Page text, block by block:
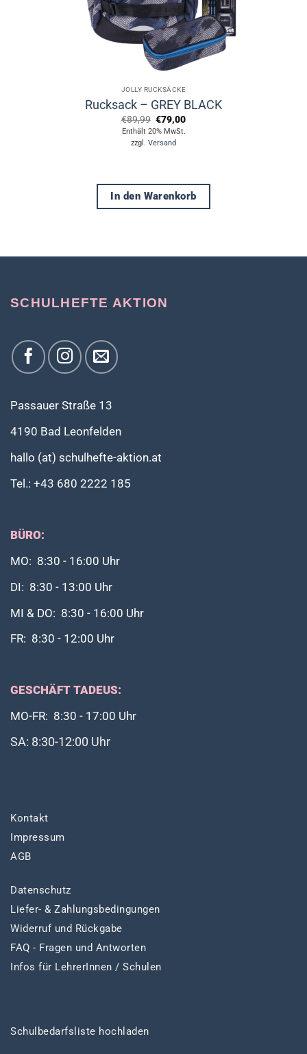
JOLLY RUCKSÄCKE
Rucksack – GREY BLACK
€89,99 Ursprünglicher
Preis
war:
€89,99
€79,00Aktueller
Enthält 20% MwSt.
zzgl. Versand
In den Warenkorb
SCHULHEFTE AKTION
Passauer Straße 13
4190 Bad Leonfelden
hallo (at) schulhefte-aktion.at
Tel.: +43 680 2222 185
BÜRO:
MO: 8:30 - 16:00 Uhr
DI: 8:30 - 13:00 Uhr
MI & DO: 8:30 - 16:00 Uhr
FR: 8:30 - 12:00 Uhr
GESCHÄFT TADEUS:
MO-FR: 8:30 - 17:00 Uhr
SA: 8:30-12:00 Uhr
Kontakt
Impressum
AGB
Datenschutz
Liefer- & Zahlungsbedingungen
Widerruf und Rückgabe
FAQ - Fragen und Antworten
Infos für LehrerInnen / Schulen
Schulbedarfsliste hochladen